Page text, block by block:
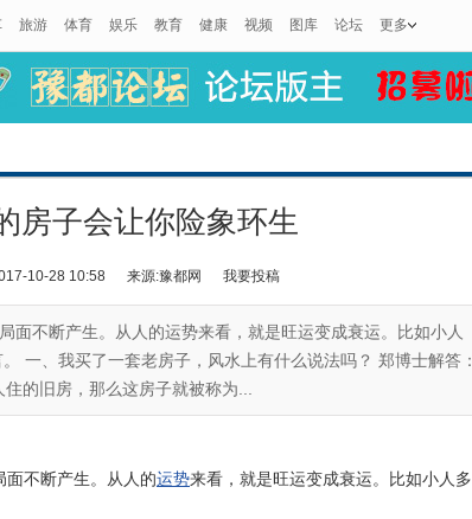
旅游 体育 娱乐 教育 健康 视频 图库 论坛 更多
房子会让你险象环生
10-28 10:58 来源:豫都网 我要投稿
面不断产生。从人的运势来看，就是旺运变成衰运。比如小人
一、我买了一套老房子，风水上有什么说法吗？ 郑博士解答：
的旧房，那么这房子就被称为...
面不断产生。从人的运势来看，就是旺运变成衰运。比如小人多